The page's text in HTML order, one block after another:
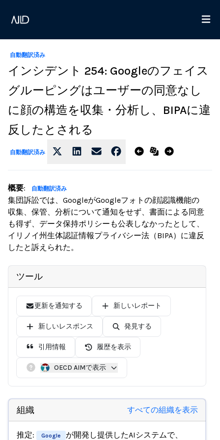
自動翻訳済み
インシデント 254: Googleのフェイス
グルーピングはユーザーの同意なし
に顔の構造を収集・分析し、BIPAに違
反したとされる
自動翻訳済み
概要: 自動翻訳済み
集団訴訟では、GoogleがGoogleフォトの顔認識機能の
収集、保管、分析について通知をせず、書面による同意
も得ず、データ保持ポリシーも公表しなかったとして、
イリノイ州生体認証情報プライバシー法（BIPA）に違反
したと訴えられた。
ツール
更新を通知する 新しいレポート
新しいレスポンス 発見する
引用情報 履歴を表示
OECD AIMで表示
組織 すべての組織を表示
推定: Google が開発し提供したAIシステムで、